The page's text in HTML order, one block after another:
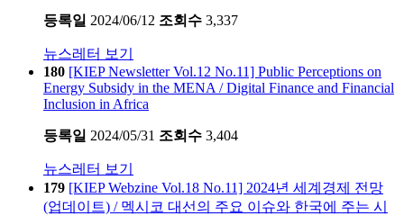
등록일 2024/06/12 조회수 3,337
뉴스레터 보기
180 [KIEP Newsletter Vol.12 No.11] Public Perceptions on
Energy Subsidy in the MENA / Digital Finance and Financial
Inclusion in Africa
등록일 2024/05/31 조회수 3,404
뉴스레터 보기
179 [KIEP Webzine Vol.18 No.11] 2024년 세계경제 전망
(업데이트) / 멕시코 대선의 주요 이슈와 한국에 주는 시